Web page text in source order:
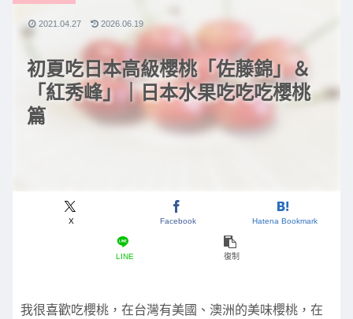
初夏吃日本高級櫻桃「佐藤錦」＆
「紅秀峰」｜日本水果吃吃吃櫻桃
篇
X Facebook Hatena Bookmark
LINE 復制
2021.04.27 2026.06.19
我很喜歡吃櫻桃，在台灣有美國、澳洲的美味櫻桃，在